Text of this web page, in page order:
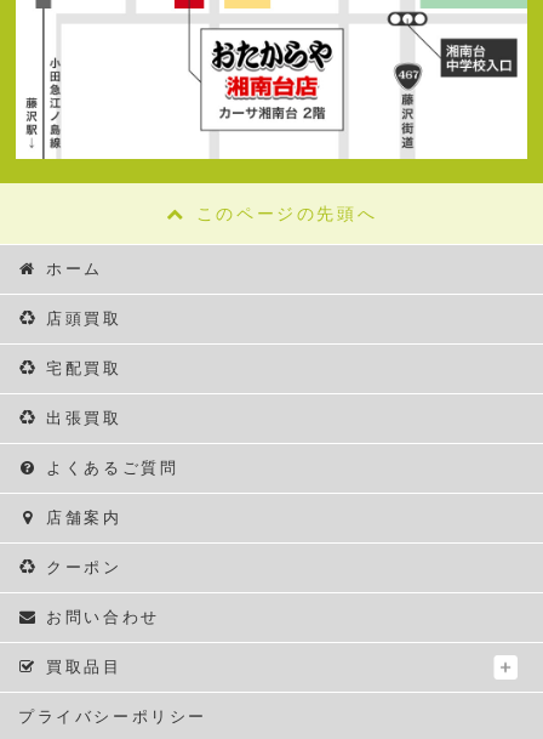
このページの先頭へ
ホーム
店頭買取
宅配買取
出張買取
よくあるご質問
店舗案内
クーポン
お問い合わせ
買取品目
プライバシーポリシー